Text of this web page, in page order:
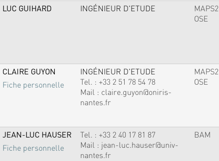
LUC GUIHARD INGÉNIEUR D'ETUDE
MAPS2
OSE
CLAIRE GUYON
Fiche personnelle
INGÉNIEUR D'ETUDE
Tel. : +33 2 51 78 54 78
Mail : claire.guyon@oniris-
nantes.fr
MAPS2
OSE
JEAN-LUC HAUSER
Fiche personnelle
Tel. : +33 2 40 17 81 87
Mail : jean-luc.hauser@univ-
nantes.fr
BAM